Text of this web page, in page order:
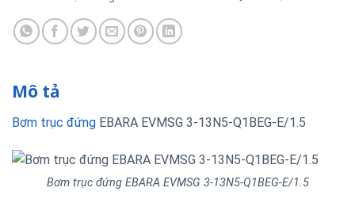
Mô tả
Bơm trục đứng EBARA EVMSG 3-13N5-Q1BEG-E/1.5
Bơm trục đứng EBARA EVMSG 3-13N5-Q1BEG-E/1.5